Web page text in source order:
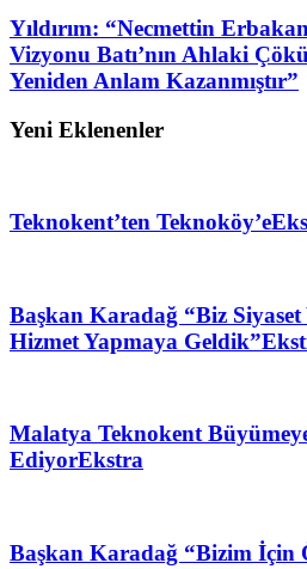
Yıldırım: “Necmettin
Vizyonu Batı’nın Ahlaki
Yeniden Anlam Kazanmıştır”
Yeni Eklenenler
Teknokent’ten Teknoköy’e
Başkan Karadağ “Biz
Hizmet Yapmaya Geldik”
Malatya Teknokent
EdiyorEkstra
Başkan Karadağ “Bizim İçin